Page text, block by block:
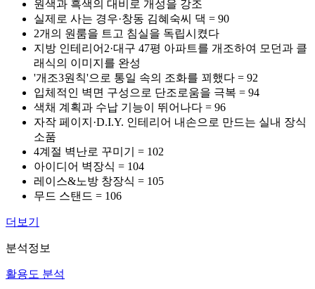
원색과 흑색의 대비로 개성을 강조
실제로 사는 경우·창동 김혜숙씨 댁 = 90
2개의 원룸을 트고 침실을 독립시켰다
지방 인테리어2·대구 47평 아파트를 개조하여 모던과 클
래식의 이미지를 완성
'개조3원칙'으로 통일 속의 조화를 꾀했다 = 92
입체적인 벽면 구성으로 단조로움을 극복 = 94
색채 계획과 수납 기능이 뛰어나다 = 96
자작 페이지·D.I.Y. 인테리어 내손으로 만드는 실내 장식
소품
4계절 벽난로 꾸미기 = 102
아이디어 벽장식 = 104
레이스&노방 창장식 = 105
무드 스탠드 = 106
더보기
분석정보
활용도 분석